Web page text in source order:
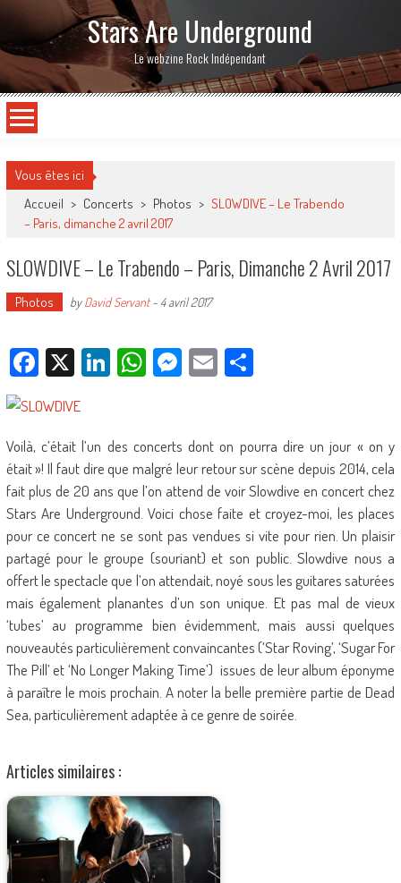
Stars Are Underground
Le webzine Rock Indépendant
Vous êtes ici
Accueil > Concerts > Photos > SLOWDIVE – Le Trabendo
– Paris, dimanche 2 avril 2017
SLOWDIVE – Le Trabendo – Paris, Dimanche 2 Avril 2017
Photos byDavid Servant- 4 avril 2017
Facebook
X LinkedIn
WhatsApp
Messenger
EmailPartager
Voilà, c’était l’un des concerts dont on pourra dire un jour « on y
était »! Il faut dire que malgré leur retour sur scène depuis 2014, cela
fait plus de 20 ans que l’on attend de voir Slowdive en concert chez
Stars Are Underground. Voici chose faite et croyez-moi, les places
pour ce concert ne se sont pas vendues si vite pour rien. Un plaisir
partagé pour le groupe (souriant) et son public. Slowdive nous a
offert le spectacle que l’on attendait, noyé sous les guitares saturées
mais également planantes d’un son unique. Et pas mal de vieux
‘tubes’ au programme bien évidemment, mais aussi quelques
nouveautés particulièrement convaincantes (‘Star Roving’, ‘Sugar For
The Pill’ et ‘No Longer Making Time’) issues de leur album éponyme
à paraître le mois prochain. A noter la belle première partie de Dead
Sea, particulièrement adaptée à ce genre de soirée.
Articles similaires :